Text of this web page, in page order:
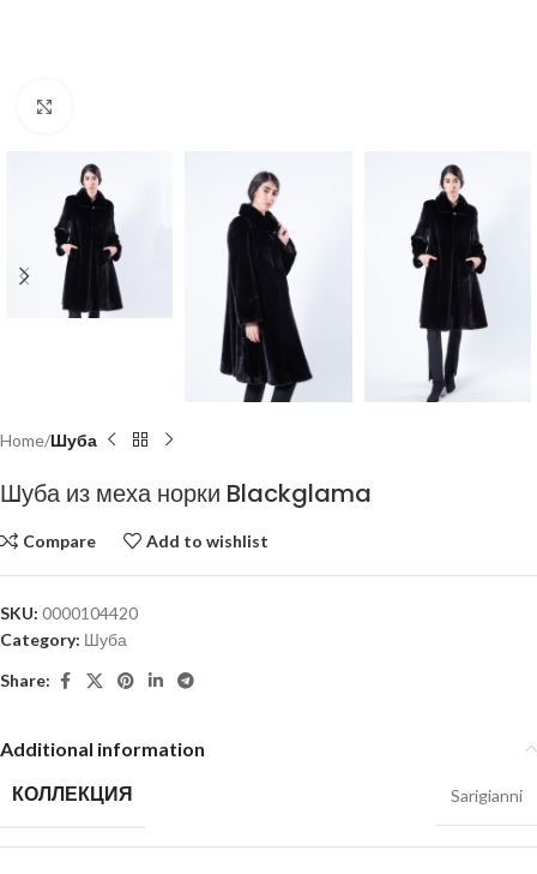
Home Шуба
Шуба из меха норки Blackglama
Compare Add to wishlist
SKU: 0000104420
Category: Шуба
Share:
Additional information
КОЛЛЕКЦИЯ Sarigianni